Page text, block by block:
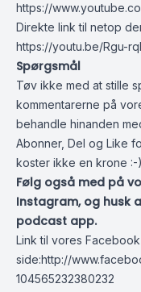
https://
Direkte link til netop
https://youtu.be/Rgu-
Spørgsmål
Tøv ikke med at stille
kommentarerne på
behandle hinanden
Abonner, Del og Like
koster ikke en krone :-)
Følg også med på
Instagram, og husk
podcast app.
Link til vores Facebook
side:http://
104565232380232